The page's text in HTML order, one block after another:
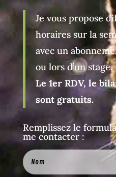
Je vous propose
horaires sur la
avec un
ou lors d’un stage.
Le 1er RDV, le
sont gratuits.
Remplissez le
me contacter :